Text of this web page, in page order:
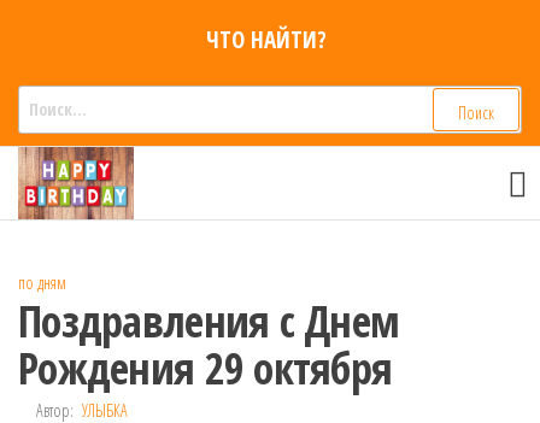
содержимому
ЧТО НАЙТИ?
поздравления
Голосовые смс
мобильный
для мужчин,
по дням
Поздравления с Днем
Рождения 29 октября
Автор: УЛЫБКА